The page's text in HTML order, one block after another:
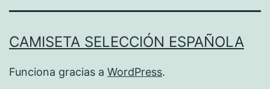
CAMISETA SELECCIÓN ESPAÑOLA
Funciona gracias a WordPress.